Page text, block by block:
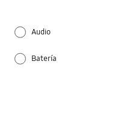
Audio
Batería